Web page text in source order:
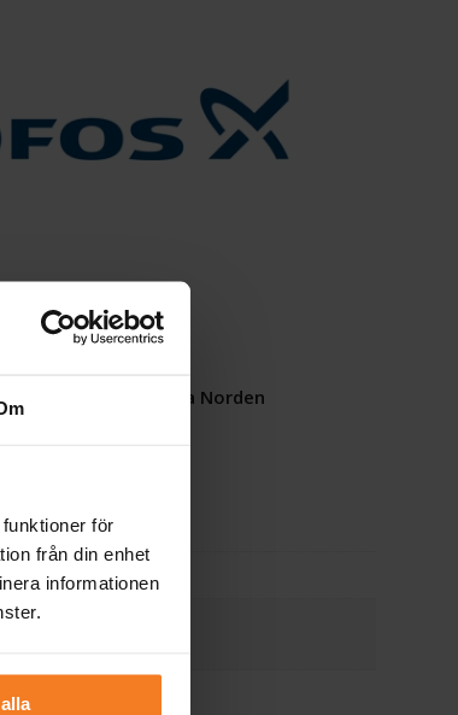
för
från din enhet
informationen
leverans över hela Norden